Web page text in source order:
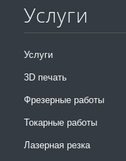
Услуги
Услуги
3D печать
Фрезерные работы
Токарные работы
Лазерная резка